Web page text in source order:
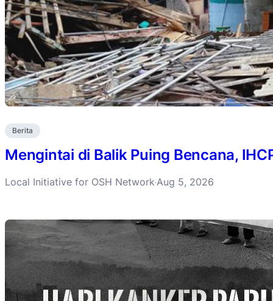
Berita
Mengintai di Balik Puing Bencana,
Local Initiative for OSH Network·Aug 5, 2026